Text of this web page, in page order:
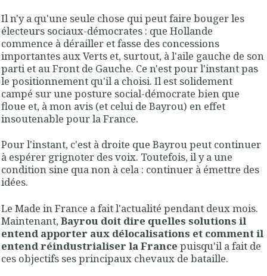
Il n'y a qu'une seule chose qui peut faire bouger les
électeurs sociaux-démocrates : que Hollande
commence à dérailler et fasse des concessions
importantes aux Verts et, surtout, à l'aile gauche de son
parti et au Front de Gauche. Ce n'est pour l'instant pas
le positionnement qu'il a choisi. Il est solidement
campé sur une posture social-démocrate bien que
floue et, à mon avis (et celui de Bayrou) en effet
insoutenable pour la France.
Pour l'instant, c'est à droite que Bayrou peut continuer
à espérer grignoter des voix. Toutefois, il y a une
condition sine qua non à cela : continuer à émettre des
idées.
Le Made in France a fait l'actualité pendant deux mois.
Maintenant, Bayrou doit dire quelles solutions il
entend apporter aux délocalisations et comment il
entend réindustrialiser la France puisqu'il a fait de
ces objectifs ses principaux chevaux de bataille.